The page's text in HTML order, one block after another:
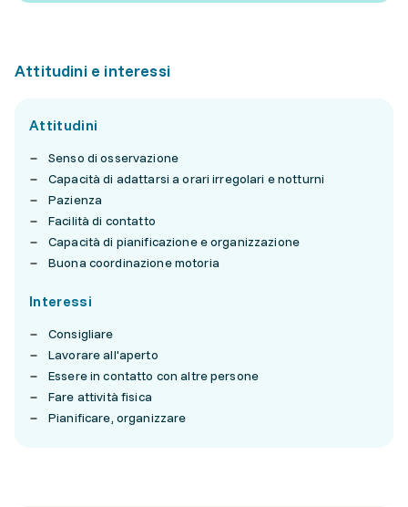
Attitudini e interessi
Attitudini
Senso di osservazione
Capacità di adattarsi a orari irregolari e notturni
Pazienza
Facilità di contatto
Capacità di pianificazione e organizzazione
Buona coordinazione motoria
Interessi
Consigliare
Lavorare all'aperto
Essere in contatto con altre persone
Fare attività fisica
Pianificare, organizzare